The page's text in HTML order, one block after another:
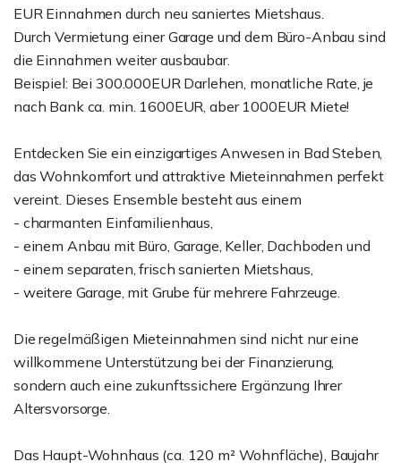
EUR Einnahmen durch neu saniertes Mietshaus.
Durch Vermietung einer Garage und dem Büro-Anbau sind
die Einnahmen weiter ausbaubar.
Beispiel: Bei 300.000EUR Darlehen, monatliche Rate, je
nach Bank ca. min. 1600EUR, aber 1000EUR Miete!
Entdecken Sie ein einzigartiges Anwesen in Bad Steben,
das Wohnkomfort und attraktive Mieteinnahmen perfekt
vereint. Dieses Ensemble besteht aus einem
- charmanten Einfamilienhaus,
- einem Anbau mit Büro, Garage, Keller, Dachboden und
- einem separaten, frisch sanierten Mietshaus,
- weitere Garage, mit Grube für mehrere Fahrzeuge.
Die regelmäßigen Mieteinnahmen sind nicht nur eine
willkommene Unterstützung bei der Finanzierung,
sondern auch eine zukunftssichere Ergänzung Ihrer
Altersvorsorge.
Das Haupt-Wohnhaus (ca. 120 m² Wohnfläche), Baujahr